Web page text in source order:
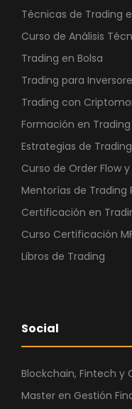
Técnicas de Trading
Curso de Análisis
Trading en Bolsa
Trading para
Trading con
Formación en
Estrategias de Trading
Curso de Order Flow
Mentorías de Trading
Certificación en
Curso Certificación
Libros de Trading
Social
Blockchain, Fintech y
Master en Gestión